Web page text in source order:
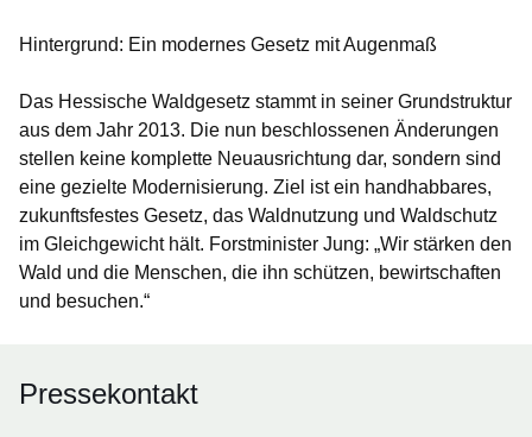
Hintergrund: Ein modernes Gesetz mit Augenmaß
Das Hessische Waldgesetz stammt in seiner Grundstruktur
aus dem Jahr 2013. Die nun beschlossenen Änderungen
stellen keine komplette Neuausrichtung dar, sondern sind
eine gezielte Modernisierung. Ziel ist ein handhabbares,
zukunftsfestes Gesetz, das Waldnutzung und Waldschutz
im Gleichgewicht hält. Forstminister Jung: „Wir stärken den
Wald und die Menschen, die ihn schützen, bewirtschaften
und besuchen.“
Pressekontakt